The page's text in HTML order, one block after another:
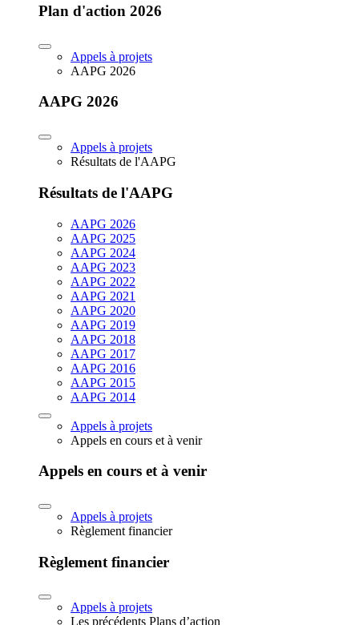
Plan d'action 2026
Appels à projets
AAPG 2026
AAPG 2026
Appels à projets
Résultats de l'AAPG
Résultats de l'AAPG
AAPG 2026
AAPG 2025
AAPG 2024
AAPG 2023
AAPG 2022
AAPG 2021
AAPG 2020
AAPG 2019
AAPG 2018
AAPG 2017
AAPG 2016
AAPG 2015
AAPG 2014
Appels à projets
Appels en cours et à venir
Appels en cours et à venir
Appels à projets
Règlement financier
Règlement financier
Appels à projets
Les précédents Plans d’action